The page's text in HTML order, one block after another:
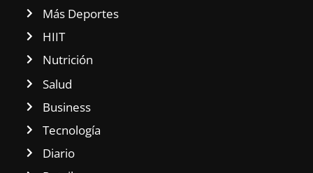
Más Deportes
HIIT
Nutrición
Salud
Business
Tecnología
Diario